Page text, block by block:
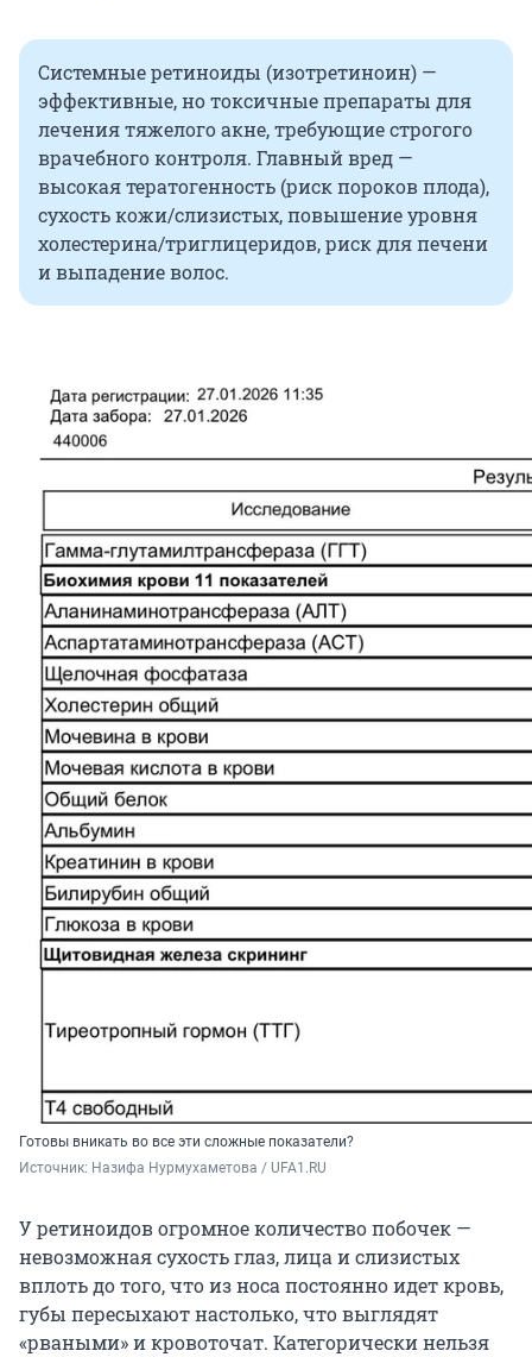
Системные ретиноиды (изотретиноин) —
эффективные, но токсичные препараты для
лечения тяжелого акне, требующие строгого
врачебного контроля. Главный вред —
высокая тератогенность (риск пороков плода),
сухость кожи/слизистых, повышение уровня
холестерина/триглицеридов, риск для печени
и выпадение волос.
Готовы вникать во все эти сложные показатели?
Источник: Назифа Нурмухаметова / UFA1.RU
У ретиноидов огромное количество побочек —
невозможная сухость глаз, лица и слизистых
вплоть до того, что из носа постоянно идет кровь,
губы пересыхают настолько, что выглядят
«рваными» и кровоточат. Категорически нельзя